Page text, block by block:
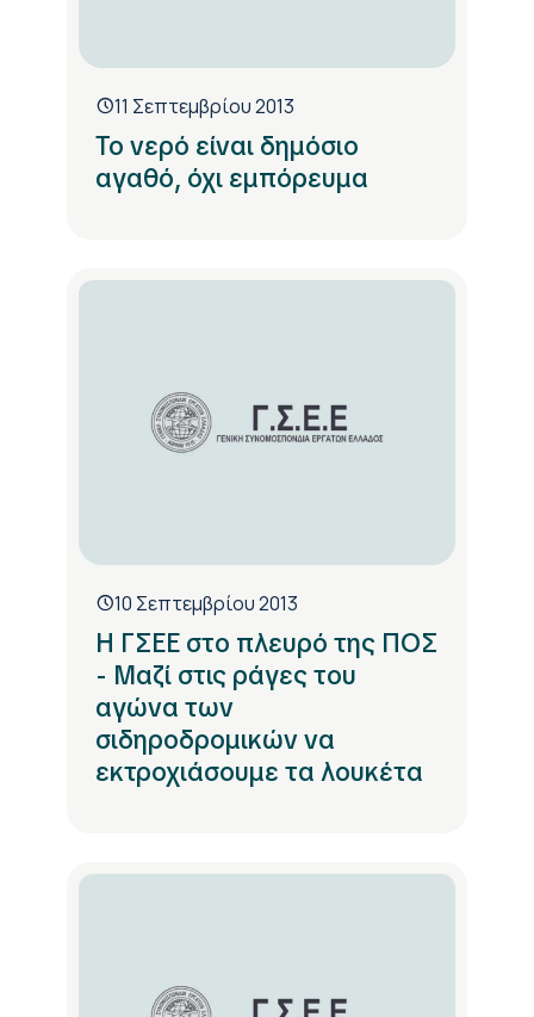
11 Σεπτεμβρίου 2013
Το νερό είναι δημόσιο
αγαθό, όχι εμπόρευμα
10 Σεπτεμβρίου 2013
H ΓΣΕΕ στο πλευρό της ΠΟΣ
- Μαζί στις ράγες του
αγώνα των
σιδηροδρομικών να
εκτροχιάσουμε τα λουκέτα